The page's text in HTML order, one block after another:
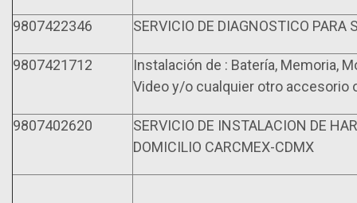
9807422346 SERVICIO DE DIAGNOSTICO PARA
9807421712
Instalación de : Batería, Memoria,
Video y/o cualquier otro accesorio
9807402620
SERVICIO DE INSTALACION DE
DOMICILIO CARCMEX-CDMX